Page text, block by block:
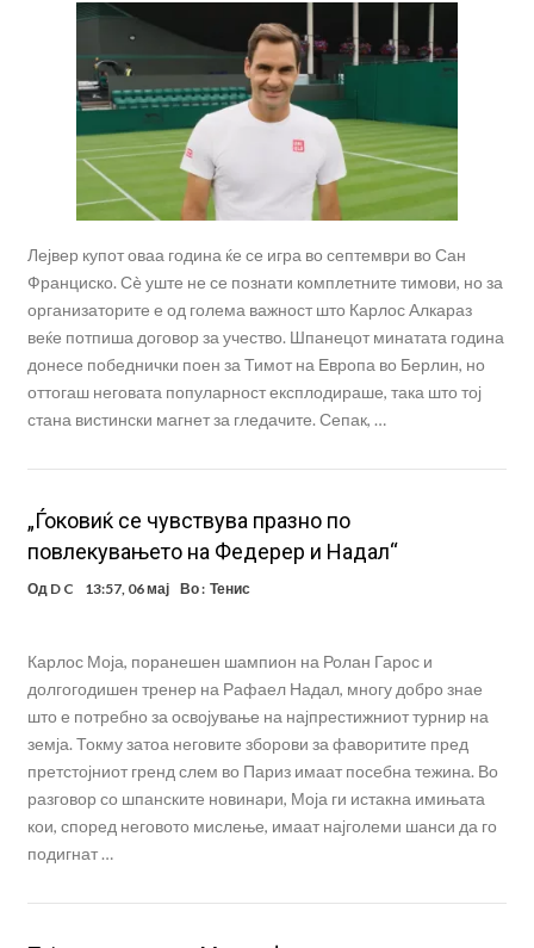
Лејвер купот оваа година ќе се игра во септември во Сан
Франциско. Сè уште не се познати комплетните тимови, но за
организаторите е од голема важност што Карлос Алкараз
веќе потпиша договор за учество. Шпанецот минатата година
донесе победнички поен за Тимот на Европа во Берлин, но
оттогаш неговата популарност експлодираше, така што тој
стана вистински магнет за гледачите. Сепак, …
„Ѓоковиќ се чувствува празно по
повлекувањето на Федерер и Надал“
Од D C 13:57, 06 мај Во : Тенис
Карлос Моја, поранешен шампион на Ролан Гарос и
долгогодишен тренер на Рафаел Надал, многу добро знае
што е потребно за освојување на најпрестижниот турнир на
земја. Токму затоа неговите зборови за фаворитите пред
претстојниот гренд слем во Париз имаат посебна тежина. Во
разговор со шпанските новинари, Моја ги истакна имињата
кои, според неговото мислење, имаат најголеми шанси да го
подигнат …